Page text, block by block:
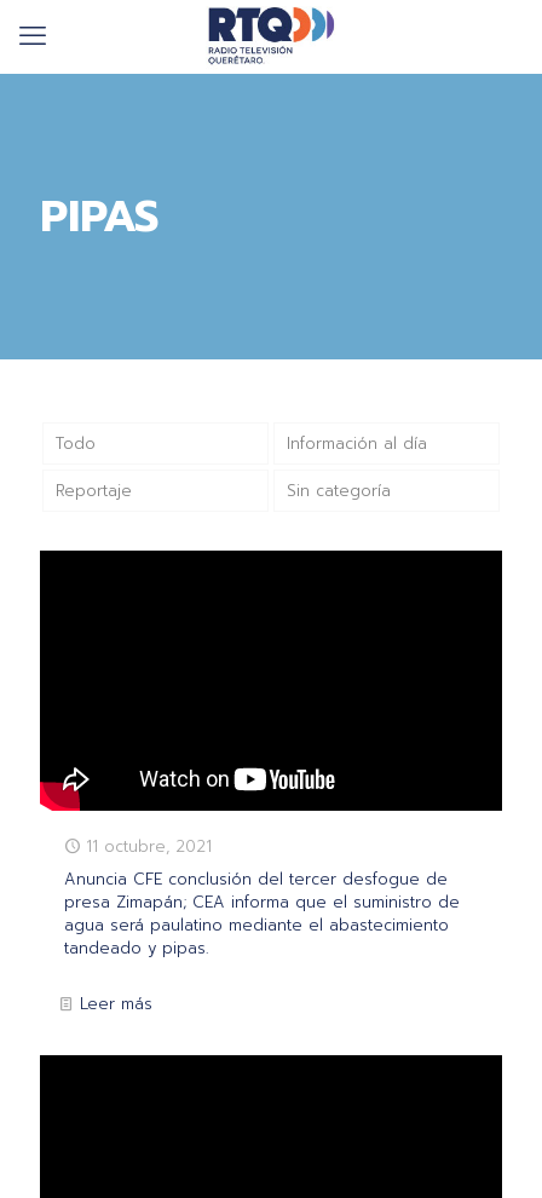
PIPAS
Todo Información al día
Reportaje Sin categoría
11 octubre, 2021
Anuncia CFE conclusión del tercer desfogue de
presa Zimapán; CEA informa que el suministro de
agua será paulatino mediante el abastecimiento
tandeado y pipas.
Leer más